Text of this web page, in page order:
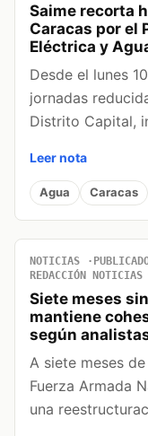
Saime recorta
Caracas por el
Eléctrica y
Desde el lunes
jornadas
Distrito Capital,
Leer nota
Agua Caracas
NOTICIAS
REDACCIÓN NOTICIAS
Siete meses
mantiene
según
A siete meses
Fuerza Armada
una